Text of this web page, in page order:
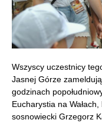
Wszyscy uczestnicy
Jasnej Górze
godzinach
Eucharystia na
sosnowiecki Grzegorz